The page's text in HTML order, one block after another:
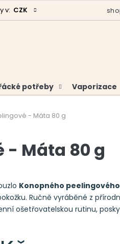
a certifikáty Hodnocení
v: CZK
potřeby Vaporizace
- Máta 80 g
- Máta 80 g
Konopného
Ručně vyráběné z
ošetřovatelskou rutinu,